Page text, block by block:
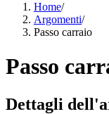
Home/
Argomenti/
Passo carraio
Passo
Dettagli